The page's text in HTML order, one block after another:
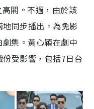
閣。不過，由於該
同步播出。為免影
集。黃心穎在劇中
受影響，包括7日台